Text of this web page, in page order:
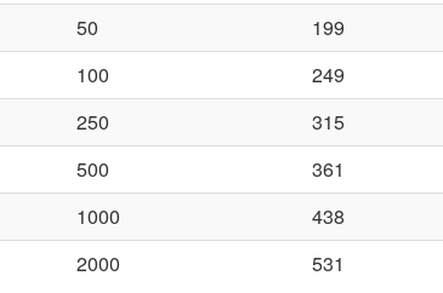
50 199
100 249
250 315
500 361
1000 438
2000 531